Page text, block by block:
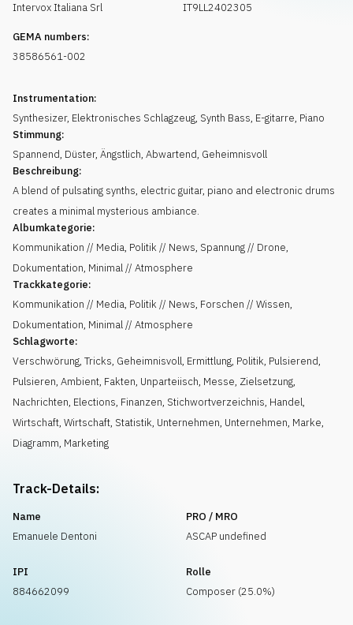
Intervox Italiana Srl
IT9LL2402305
GEMA numbers:
38586561-002
Instrumentation:
Synthesizer, Elektronisches Schlagzeug, Synth Bass, E-gitarre, Piano
Stimmung:
Spannend, Düster, Ängstlich, Abwartend, Geheimnisvoll
Beschreibung:
A blend of pulsating synths, electric guitar, piano and electronic drums
creates a minimal mysterious ambiance.
Albumkategorie:
Kommunikation // Media, Politik // News, Spannung // Drone,
Dokumentation, Minimal // Atmosphere
Trackkategorie:
Kommunikation // Media, Politik // News, Forschen // Wissen,
Dokumentation, Minimal // Atmosphere
Schlagworte:
Verschwörung, Tricks, Geheimnisvoll, Ermittlung, Politik, Pulsierend,
Pulsieren, Ambient, Fakten, Unparteiisch, Messe, Zielsetzung,
Nachrichten, Elections, Finanzen, Stichwortverzeichnis, Handel,
Wirtschaft, Wirtschaft, Statistik, Unternehmen, Unternehmen, Marke,
Diagramm, Marketing
Track-Details:
Name
Emanuele Dentoni
PRO / MRO
ASCAP undefined
IPI
884662099
Rolle
Composer (25.0%)